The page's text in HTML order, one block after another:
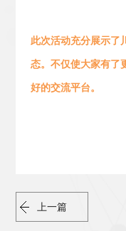
此次活动充分展示了
态。 不仅使大家有了
好的交流平台。
上一篇